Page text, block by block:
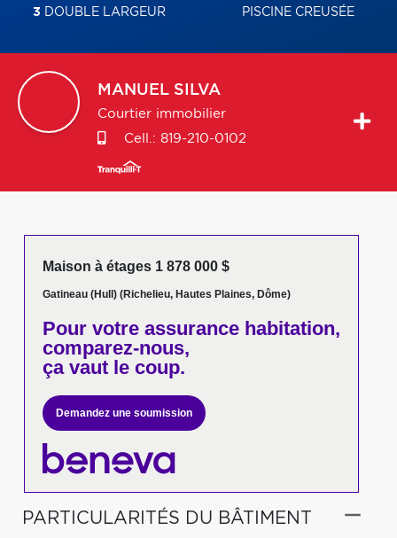
3 DOUBLE LARGEUR PISCINE CREUSÉE
MANUEL SILVA
Courtier immobilier
Cell.: 819-210-0102
Maison à étages 1 878 000 $
Gatineau (Hull) (Richelieu, Hautes Plaines, Dôme)
Pour votreassurance habitation,
comparez-nous,
ça vaut le coup.
Demandez une soumission
PARTICULARITÉS DU BÂTIMENT